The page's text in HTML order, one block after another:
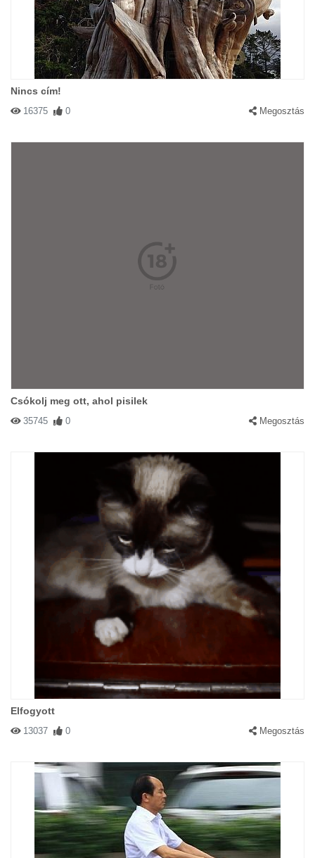
Nincs cím!
16375 0 Megosztás
Csókolj meg ott, ahol pisilek
35745 0 Megosztás
Elfogyott
13037 0 Megosztás